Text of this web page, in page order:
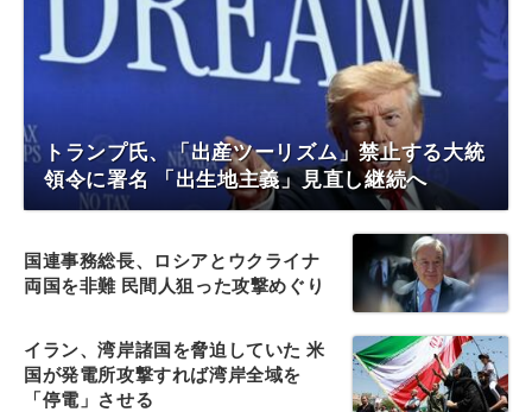
トランプ氏、「出産ツーリズム」禁止する大統
領令に署名 「出生地主義」見直し継続へ
国連事務総長、ロシアとウクライナ
両国を非難 民間人狙った攻撃めぐり
イラン、湾岸諸国を脅迫していた 米
国が発電所攻撃すれば湾岸全域を
「停電」させる